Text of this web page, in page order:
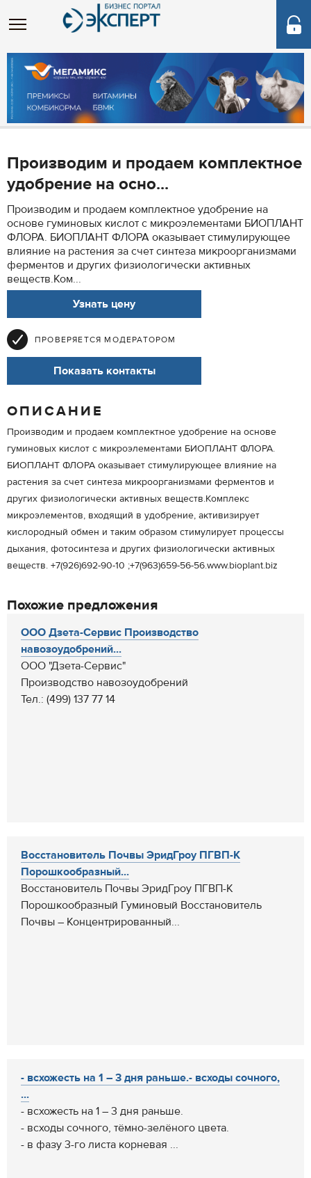
Производим и продаем комплектное
удобрение на осно...
Производим и продаем комплектное удобрение на
основе гуминовых кислот с микроэлементами БИОПЛАНТ
ФЛОРА. БИОПЛАНТ ФЛОРА оказывает стимулирующее
влияние на растения за счет синтеза микроорганизмами
ферментов и других физиологически активных
веществ.Ком...
Узнать цену
ПРОВЕРЯЕТСЯ МОДЕРАТОРОМ
Показать контакты
ОПИСАНИЕ
Производим и продаем комплектное удобрение на основе
гуминовых кислот с микроэлементами БИОПЛАНТ ФЛОРА.
БИОПЛАНТ ФЛОРА оказывает стимулирующее влияние на
растения за счет синтеза микроорганизмами ферментов и
других физиологически активных веществ.Комплекс
микроэлементов, входящий в удобрение, активизирует
кислородный обмен и таким образом стимулирует процессы
дыхания, фотосинтеза и других физиологически активных
веществ. +7(926)692-90-10 ;+7(963)659-56-56.www.bioplant.biz
Похожие предложения
ООО Дзета-Сервис Производство
навозоудобрений...
ООО "Дзета-Сервис"
Производство навозоудобрений
Тел.: (499) 137 77 14
Восстановитель Почвы ЭридГроу ПГВП-К
Порошкообразный...
Восстановитель Почвы ЭридГроу ПГВП-К
Порошкообразный Гуминовый Восстановитель
Почвы – Концентрированный...
- всхожесть на 1 – 3 дня раньше.- всходы сочного,
...
- всхожесть на 1 – 3 дня раньше.
- всходы сочного, тёмно-зелёного цвета.
- в фазу 3-го листа корневая ...